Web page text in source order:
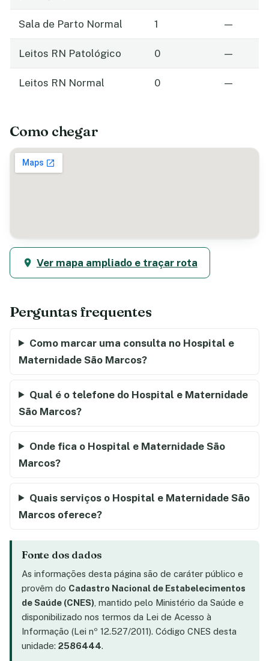
Sala de Parto Normal 1 —
Leitos RN Patológico 0 —
Leitos RN Normal 0 —
Como chegar
Ver mapa ampliado e traçar rota
Perguntas frequentes
Como marcar uma consulta no Hospital e
Maternidade São Marcos?
Qual é o telefone do Hospital e Maternidade
São Marcos?
Onde fica o Hospital e Maternidade São
Marcos?
Quais serviços o Hospital e Maternidade São
Marcos oferece?
Fonte dos dados
As informações desta página são de caráter público e
provêm do Cadastro Nacional de Estabelecimentos
de Saúde (CNES) , mantido pelo Ministério da Saúde e
disponibilizado nos termos da Lei de Acesso à
Informação (Lei nº 12.527/2011). Código CNES desta
unidade: 2586444.